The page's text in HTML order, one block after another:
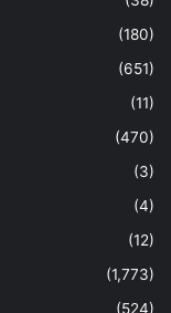
(180)
(651)
(11)
(470)
(3)
(4)
(12)
(1,773)
(524)